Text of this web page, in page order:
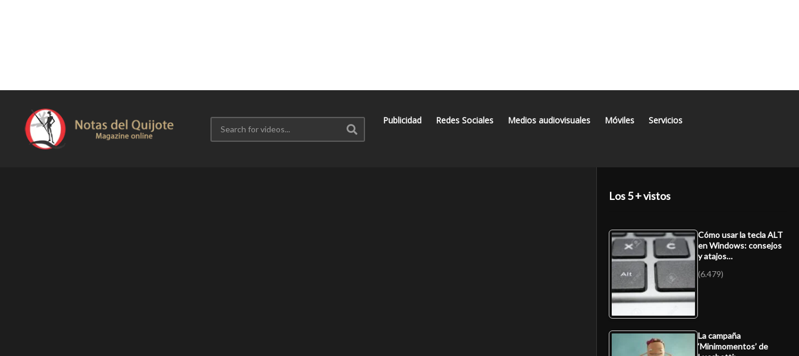
Publicidad Redes Sociales Medios audiovisuales Móviles Servicios
Los 5 + vistos
Cómo usar la tecla ALT
en Windows: consejos
y atajos…
(6.479)
La campaña
‘Minimomentos’ de